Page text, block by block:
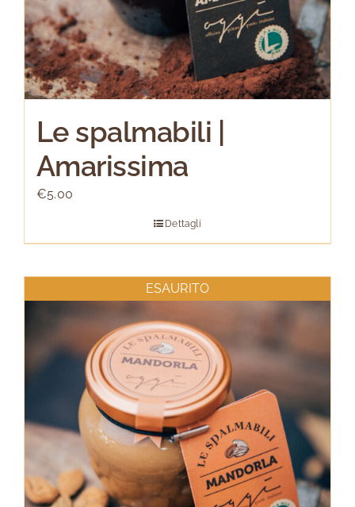
Le spalmabili |
Amarissima
€5.00
Dettagli
ESAURITO